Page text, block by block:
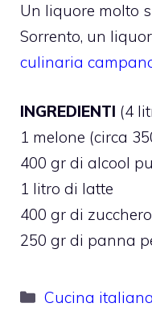
Un liquore molto
Sorrento, un
culinaria
INGREDIENTI (4
1 melone (circa
400 gr di alcool
1 litro di latte
400 gr di zucchero
250 gr di panna
Categorie
Cucina